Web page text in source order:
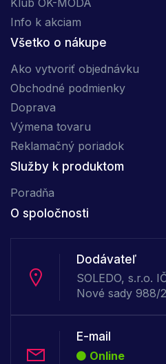
Info k akciam
Všetko o nákupe
Ako vytvoriť objednávku
Obchodné podmienky
Doprava
Výmena tovaru
Reklamačný poriadok
Služby k produktom
Poradňa
O spoločnosti
Dodávateľ
SOLEDO, s.r.o.
Nové sady 988/
E-mail
Online